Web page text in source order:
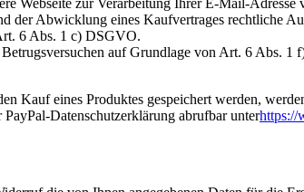
Abwicklung eines Kaufvertrages rechtliche
6 Abs. 1 c) DSGVO.
auf Grundlage von Art. 6 Abs.
Kauf eines Produktes gespeichert werden,
Datenschutzerklärung abrufbar unterhttps://